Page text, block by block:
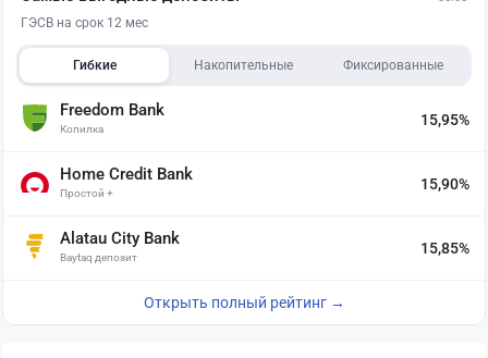
ГЭСВ на срок 12 мес
Гибкие Накопительные Фиксированные
Freedom Bank
Копилка
15,95%
Home Credit Bank
Простой +
15,90%
Alatau City Bank
Baytaq депозит
15,85%
Открыть полный рейтинг →